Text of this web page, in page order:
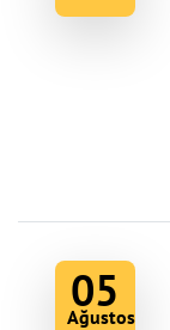
05
Ağustos